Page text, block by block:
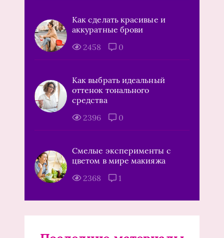
Как сделать красивые и
аккуратные брови
2458
0
Как выбрать идеальный
оттенок тонального
средства
2396
0
Смелые эксперименты с
цветом в мире макияжа
2368
1